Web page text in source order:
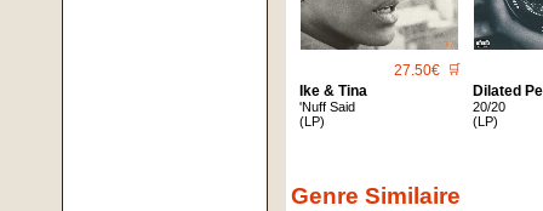
27.50€ 🛒
Ike & Tina
'Nuff Said
(LP)
Dilated
20/20
(LP)
Genre Similaire